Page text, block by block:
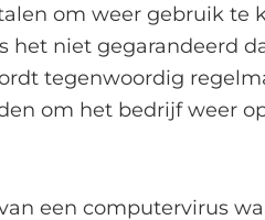
om weer gebruik te
het niet gegarandeerd
tegenwoordig
om het bedrijf weer
een computervirus